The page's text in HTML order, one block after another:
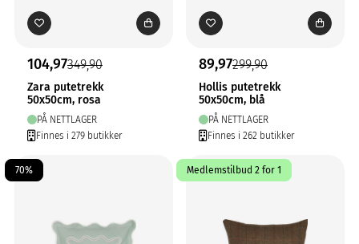
104,97349,90
Zara putetrekk
50x50cm, rosa
PÅ NETTLAGER
Finnes i 279 butikker
89,97299,90
Hollis putetrekk
50x50cm, blå
PÅ NETTLAGER
Finnes i 262 butikker
70% Medlemstilbud 2 for 1